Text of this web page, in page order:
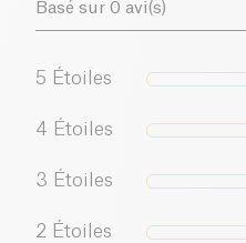
Basé sur 0 avi(s)
5 Étoiles
4 Étoiles
3 Étoiles
2 Étoiles